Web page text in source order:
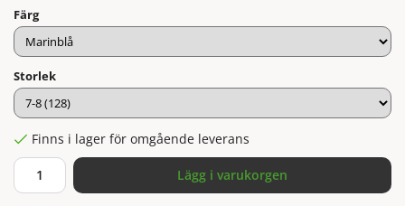
Färg
Storlek
Finns i lager för omgående leverans
Lägg i varukorgen